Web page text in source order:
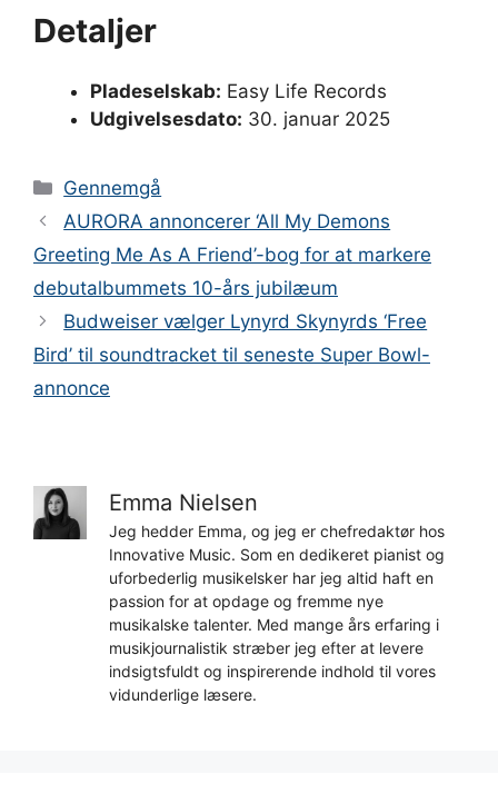
Detaljer
Pladeselskab: Easy Life Records
Udgivelsesdato: 30. januar 2025
Kategorier
Gennemgå
AURORA annoncerer ‘All My Demons
Greeting Me As A Friend’-bog for at markere
debutalbummets 10-års jubilæum
Budweiser vælger Lynyrd Skynyrds ‘Free
Bird’ til soundtracket til seneste Super Bowl-
annonce
Emma Nielsen
Jeg hedder Emma, og jeg er chefredaktør hos
Innovative Music. Som en dedikeret pianist og
uforbederlig musikelsker har jeg altid haft en
passion for at opdage og fremme nye
musikalske talenter. Med mange års erfaring i
musikjournalistik stræber jeg efter at levere
indsigtsfuldt og inspirerende indhold til vores
vidunderlige læsere.